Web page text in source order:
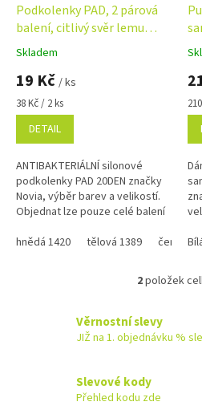
Podkolenky PAD, 2 párová
balení, citlivý svěr lemu
AB06
Průměrné
hodnocení
produktu
je
5,0
5
hvězdiček.
Skladem
19 Kč / ks
Měrná
cena:
38 Kč / 2 ks
DETAIL
ANTIBAKTERIÁLNÍ silonové
podkolenky PAD 20DEN značky
Novia, výběr barev a velikostí.
Objednat lze pouze celé balení
jedné velikosti = balení !
hnědá 1420 tělová 1389 černá
je
5,0
5
O
á
2položek
Věrnostní slevy
JIŽ na 1. objednávku %
Slevové kody
Přehled kodu zde